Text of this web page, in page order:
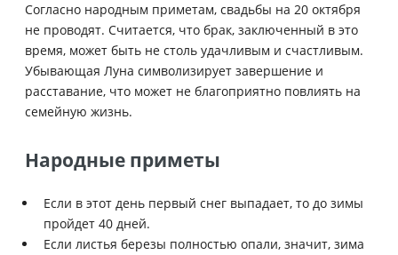
Согласно народным приметам, свадьбы на 20 октября
не проводят. Считается, что брак, заключенный в это
время, может быть не столь удачливым и счастливым.
Убывающая Луна символизирует завершение и
расставание, что может не благоприятно повлиять на
семейную жизнь.
Народные приметы
Если в этот день первый снег выпадает, то до зимы
пройдет 40 дней.
Если листья березы полностью опали, значит, зима